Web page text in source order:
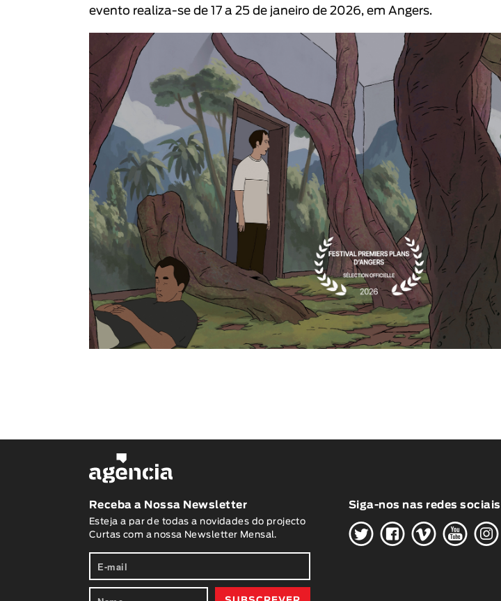
evento realiza-se de 17 a 25 de janeiro de 2026, em Angers.
Receba a Nossa Newsletter
Esteja a par de todas a novidades do projecto
Curtas com a nossa Newsletter Mensal.
Siga-nos nas redes sociais
HGWOK